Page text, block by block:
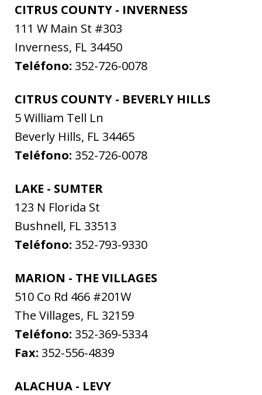
CITRUS COUNTY - INVERNESS
111 W Main St #303
Inverness, FL 34450
Teléfono: 352-726-0078
CITRUS COUNTY - BEVERLY HILLS
5 William Tell Ln
Beverly Hills, FL 34465
Teléfono: 352-726-0078
LAKE - SUMTER
123 N Florida St
Bushnell, FL 33513
Teléfono: 352-793-9330
MARION - THE VILLAGES
510 Co Rd 466 #201W
The Villages, FL 32159
Teléfono: 352-369-5334
Fax: 352-556-4839
ALACHUA - LEVY